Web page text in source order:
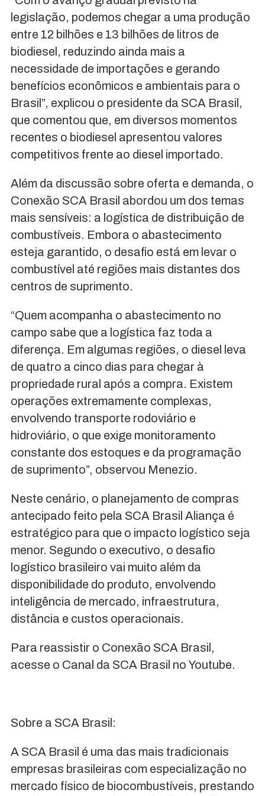
legislação, podemos chegar a uma produção
entre 12 bilhões e 13 bilhões de litros de
biodiesel, reduzindo ainda mais a
necessidade de importações e gerando
benefícios econômicos e ambientais para o
Brasil”, explicou o presidente da SCA Brasil,
que comentou que, em diversos momentos
recentes o biodiesel apresentou valores
competitivos frente ao diesel importado.
Além da discussão sobre oferta e demanda, o
Conexão SCA Brasil abordou um dos temas
mais sensíveis: a logística de distribuição de
combustíveis. Embora o abastecimento
esteja garantido, o desafio está em levar o
combustível até regiões mais distantes dos
centros de suprimento.
“Quem acompanha o abastecimento no
campo sabe que a logística faz toda a
diferença. Em algumas regiões, o diesel leva
de quatro a cinco dias para chegar à
propriedade rural após a compra. Existem
operações extremamente complexas,
envolvendo transporte rodoviário e
hidroviário, o que exige monitoramento
constante dos estoques e da programação
de suprimento”, observou Menezio.
Neste cenário, o planejamento de compras
antecipado feito pela SCA Brasil Aliança é
estratégico para que o impacto logístico seja
menor. Segundo o executivo, o desafio
logístico brasileiro vai muito além da
disponibilidade do produto, envolvendo
inteligência de mercado, infraestrutura,
distância e custos operacionais.
Para reassistir o Conexão SCA Brasil,
acesse o Canal da SCA Brasil no Youtube.
Sobre a SCA Brasil:
A SCA Brasil é uma das mais tradicionais
empresas brasileiras com especialização no
mercado físico de biocombustíveis, prestando